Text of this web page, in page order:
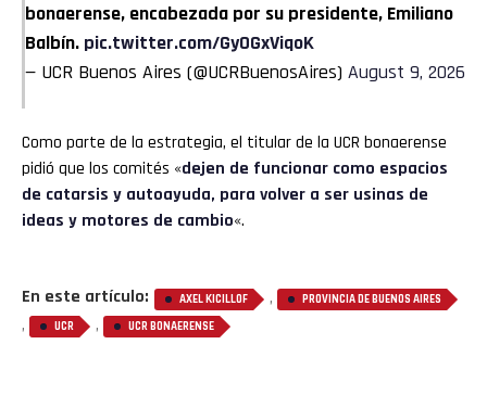
bonaerense, encabezada por su presidente, Emiliano
Balbín. pic.twitter.com/GyOGxViqoK
— UCR Buenos Aires (@UCRBuenosAires) August 9, 2026
Como parte de la estrategia, el titular de la UCR bonaerense
pidió que los comités «dejen de funcionar como espacios
de catarsis y autoayuda, para volver a ser usinas de
ideas y motores de cambio«.
En este artículo: AXEL KICILLOF , PROVINCIA DE BUENOS AIRES
, UCR , UCR BONAERENSE